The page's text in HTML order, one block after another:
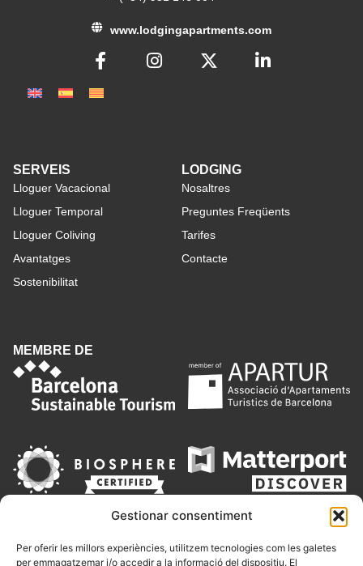
Gestionar consentiment
Per oferir les millors experiències, utilitzem tecnologies com les galetes
per emmagatzemar i/o accedir a la informació del dispositiu. El
www.lodgingapartments.com
SERVEIS
Lloguer Vacacional
Lloguer Temporal
Lloguer Coliving
Avantatges
Sostenibilitat
LODGING
Nosaltres
Preguntes Freqüents
Tarifes
Contacte
MEMBRE DE